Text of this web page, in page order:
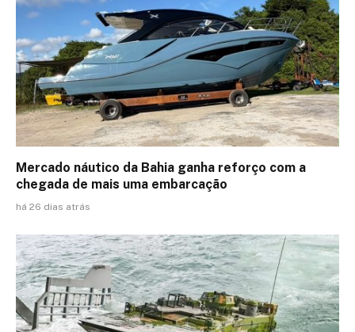
Mercado náutico da Bahia ganha reforço com a
chegada de mais uma embarcação
há 26 dias atrás